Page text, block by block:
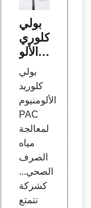
بولي
كلوري
د الألو
منيوم
PAC
لمعال
جة مي
اه الص
رف ال
صحي
بولي
كلوريد
الألومنيوم
PAC
لمعالجة
مياه
الصرف
الصحي...
كشركة
تتمتع